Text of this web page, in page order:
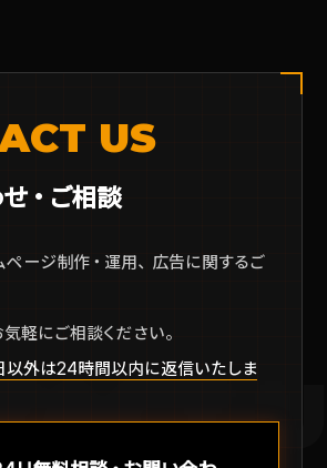
US
・ご相談
ページ制作・運用、広告に関するご
軽にご相談ください。
以外は24時間以内に返信いたしま